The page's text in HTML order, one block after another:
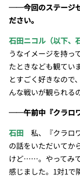
──今回のステージ
ださい。
石田ニコル（以下、
うなイメージを持っ
たときなども観てい
とすごく好きなので
んな戦いが観られる
──午前中『クラロ
石田私、『クラロワ
の話をいただいてか
けど……。やってみ
感じました。1対1で